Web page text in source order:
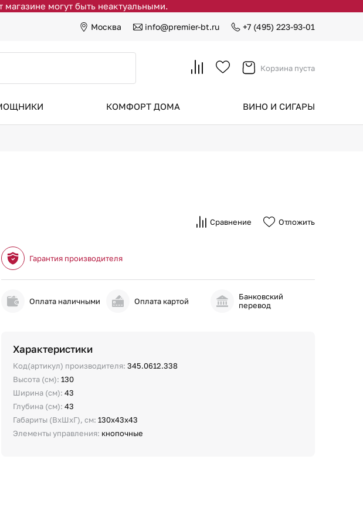
могут быть неактуальными.
Москва info@premier-bt.ru +7 (495) 223-93-01
Корзина пуста
КОМФОРТ ДОМА ВИНО И СИГАРЫ
Сравнение Отложить
Гарантия производителя
Оплата наличными Оплата картой
Банковский
перевод
Характеристики
Код(артикул) производителя:345.0612.338
Высота (см):130
Ширина (см):43
Глубина (см):43
Габариты (ВхШхГ), см:130х43х43
Элементы управления: кнопочные